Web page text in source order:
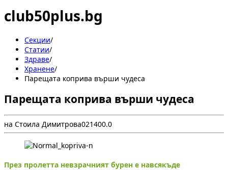
club50plus.bg
Секции/
Статии/
Здраве/
Хранене/
Парещата коприва върши чудеса
Парещата коприва върши чудеса
на Стоила Димитрова021400.0
През пролетта невзрачният бурен е навсякъде